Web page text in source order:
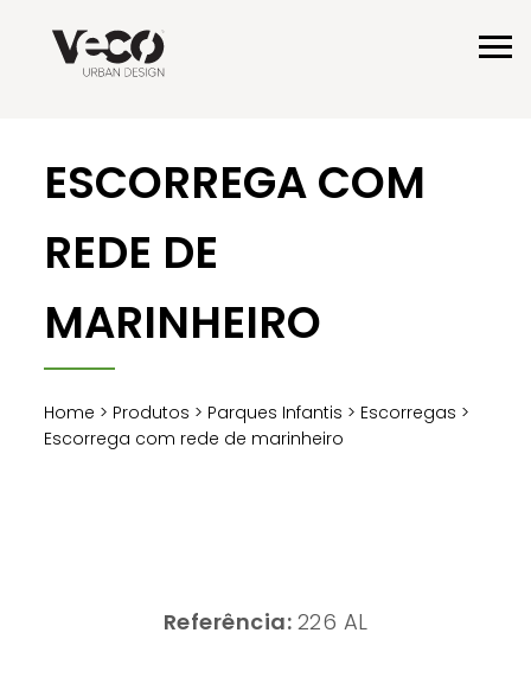
ESCORREGA COM
REDE DE
MARINHEIRO
Home > Produtos > Parques Infantis > Escorregas >
Escorrega com rede de marinheiro
Referência: 226 AL